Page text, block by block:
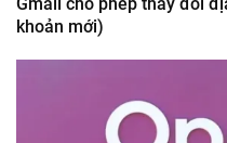
khoản mới)